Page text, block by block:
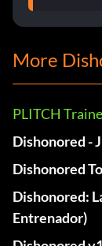
More
PLITCH
Dishonored -
Dishonored
Dishonored:
Entrenador)